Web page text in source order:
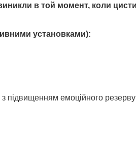
в той момент, коли
установками):
підвищенням емоційного